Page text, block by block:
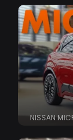
NISSAN